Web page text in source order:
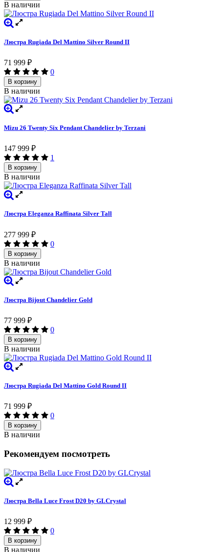
В наличии
Люстра Rugiada Del Mattino Silver Round II
71 999 ₽
0
В корзину
В наличии
Mizu 26 Twenty Six Pendant Chandelier by Terzani
147 999 ₽
1
В корзину
В наличии
Люстра Eleganza Raffinata Silver Tall
277 999 ₽
0
В корзину
В наличии
Люстра Bijout Chandelier Gold
77 999 ₽
0
В корзину
В наличии
Люстра Rugiada Del Mattino Gold Round II
71 999 ₽
0
В корзину
В наличии
Рекомендуем посмотреть
Люстра Bella Luce Frost D20 by GLCrystal
12 999 ₽
0
В корзину
В наличии